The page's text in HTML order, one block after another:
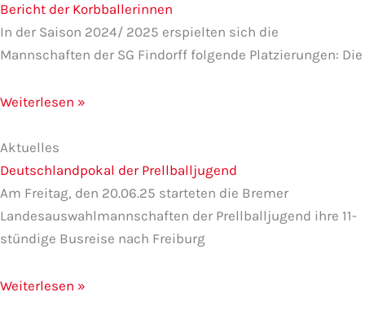
Bericht der Korbballerinnen
In der Saison 2024/ 2025 erspielten sich die
Mannschaften der SG Findorff folgende Platzierungen: Die
Weiterlesen »
Aktuelles
Deutschlandpokal der Prellballjugend
Am Freitag, den 20.06.25 starteten die Bremer
Landesauswahlmannschaften der Prellballjugend ihre 11-
stündige Busreise nach Freiburg
Weiterlesen »